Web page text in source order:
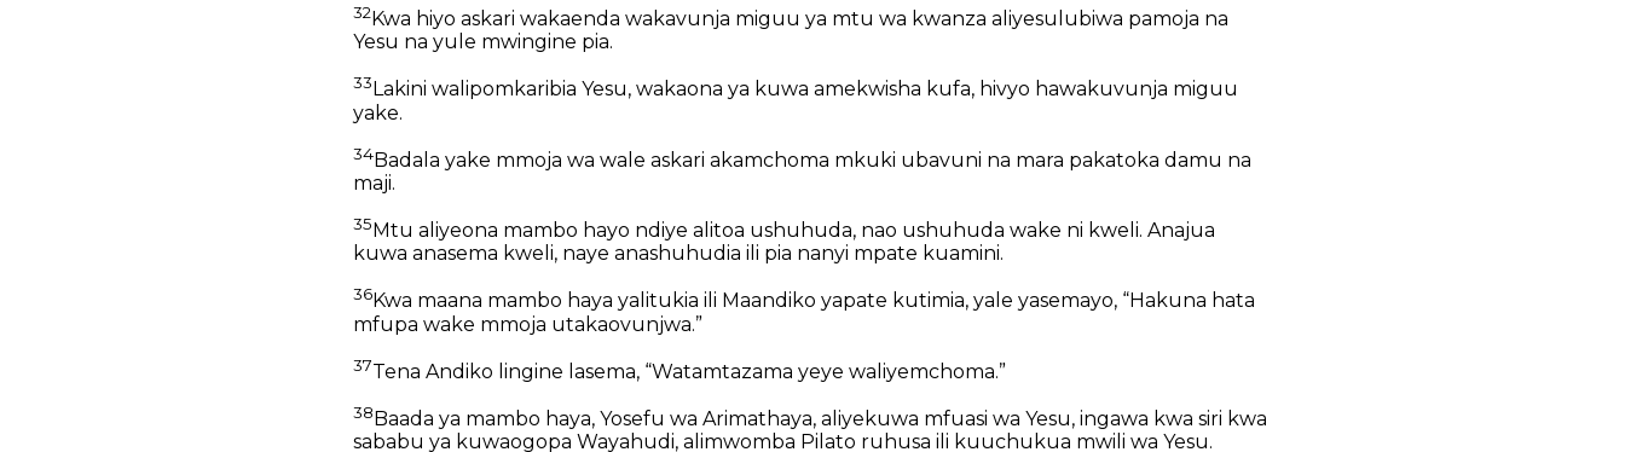
32 Kwa hiyo askari wakaenda wakavunja miguu ya mtu wa kwanza aliyesulubiwa pamoja na
Yesu na yule mwingine pia.
33 Lakini walipomkaribia Yesu, wakaona ya kuwa amekwisha kufa, hivyo hawakuvunja miguu
yake.
34Badala yake mmoja wa wale askari akamchoma mkuki ubavuni na mara pakatoka damu na
maji.
35 Mtu aliyeona mambo hayo ndiye alitoa ushuhuda, nao ushuhuda wake ni kweli. Anajua
kuwa anasema kweli, naye anashuhudia ili pia nanyi mpate kuamini.
36Kwa maana mambo haya yalitukia ili Maandiko yapate kutimia, yale yasemayo, “Hakuna hata
mfupa wake mmoja utakaovunjwa.”
37Tena Andiko lingine lasema, “Watamtazama yeye waliyemchoma.”
38 Baada ya mambo haya, Yosefu wa Arimathaya, aliyekuwa mfuasi wa Yesu, ingawa kwa siri kwa
sababu ya kuwaogopa Wayahudi, alimwomba Pilato ruhusa ili kuuchukua mwili wa Yesu.